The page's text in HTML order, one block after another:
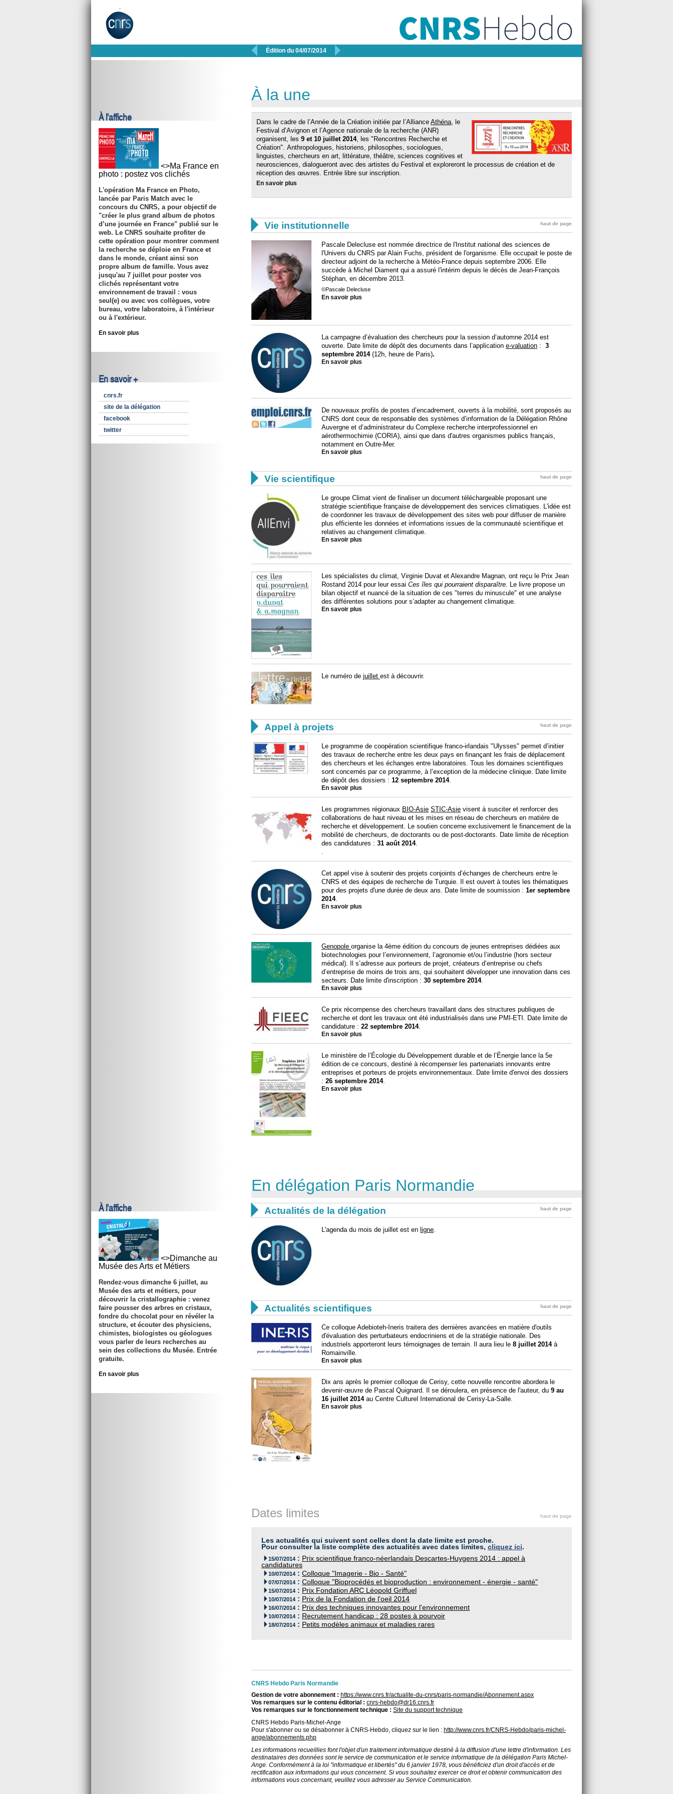
 Édition du 04/07/2014 
À l'affiche
<>Ma France en
photo : postez vos clichés
L'opération Ma France en Photo,
lancée par Paris Match avec le
concours du CNRS, a pour objectif de
"créer le plus grand album de photos
d’une journée en France" publié sur le
web. Le CNRS souhaite profiter de
cette opération pour montrer comment
la recherche se déploie en France et
dans le monde, créant ainsi son
propre album de famille. Vous avez
jusqu'au 7 juillet pour poster vos
clichés représentant votre
environnement de travail : vous
seul(e) ou avec vos collègues, votre
bureau, votre laboratoire, à l'intérieur
ou à l'extérieur.
En savoir plus
En savoir +
cnrs.fr
site de la délégation
facebook
twitter
À la une
Dans le cadre de l’Année de la Création initiée par l’Alliance Athéna, le
Festival d’Avignon et l’Agence nationale de la recherche (ANR)
organisent, les 9 et 10 juillet 2014, les "Rencontres Recherche et
Création". Anthropologues, historiens, philosophes, sociologues,
linguistes, chercheurs en art, littérature, théâtre, sciences cognitives et
neurosciences, dialogueront avec des artistes du Festival et exploreront le processus de création et de
réception des œuvres. Entrée libre sur inscription.
En savoir plus
 Vie institutionnelle haut de page
Pascale Delecluse est nommée directrice de l'Institut national des sciences de
l'Univers du CNRS par Alain Fuchs, président de l'organisme. Elle occupait le poste de
directeur adjoint de la recherche à Météo-France depuis septembre 2006. Elle
succède à Michel Diament qui a assuré l'intérim depuis le décès de Jean-François
Stéphan, en décembre 2013.
©Pascale Delecluse
En savoir plus
La campagne d’évaluation des chercheurs pour la session d’automne 2014 est
ouverte. Date limite de dépôt des documents dans l’application e-valuation : 3
septembre 2014 (12h, heure de Paris).
En savoir plus
De nouveaux profils de postes d’encadrement, ouverts à la mobilité, sont proposés au
CNRS dont ceux de responsable des systèmes d’information de la Délégation Rhône
Auvergne et d’administrateur du Complexe recherche interprofessionnel en
aérothermochimie (CORIA), ainsi que dans d'autres organismes publics français,
notamment en Outre-Mer.
En savoir plus
 Vie scientifique haut de page
Le groupe Climat vient de finaliser un document téléchargeable proposant une
stratégie scientifique française de développement des services climatiques. L'idée est
de coordonner les travaux de développement des sites web pour diffuser de manière
plus efficiente les données et informations issues de la communauté scientifique et
relatives au changement climatique.
En savoir plus
Les spécialistes du climat, Virginie Duvat et Alexandre Magnan, ont reçu le Prix Jean
Rostand 2014 pour leur essai Ces îles qui pourraient disparaître. Le livre propose un
bilan objectif et nuancé de la situation de ces "terres du minuscule" et une analyse
des différentes solutions pour s’adapter au changement climatique.
En savoir plus
Le numéro de juillet est à découvrir.
 Appel à projets haut de page
Le programme de coopération scientifique franco-irlandais "Ulysses" permet d’initier
des travaux de recherche entre les deux pays en finançant les frais de déplacement
des chercheurs et les échanges entre laboratoires. Tous les domaines scientifiques
sont concernés par ce programme, à l’exception de la médecine clinique. Date limite
de dépôt des dossiers : 12 septembre 2014.
En savoir plus
Les programmes régionaux BIO-Asie STIC-Asie visent à susciter et renforcer des
collaborations de haut niveau et les mises en réseau de chercheurs en matière de
recherche et développement. Le soutien concerne exclusivement le financement de la
mobilité de chercheurs, de doctorants ou de post-doctorants. Date limite de réception
des candidatures : 31 août 2014.
.
Cet appel vise à soutenir des projets conjoints d’échanges de chercheurs entre le
CNRS et des équipes de recherche de Turquie. Il est ouvert à toutes les thématiques
pour des projets d'une durée de deux ans. Date limite de soumission : 1er septembre
2014.
En savoir plus
Genopole organise la 4ème édition du concours de jeunes entreprises dédiées aux
biotechnologies pour l’environnement, l’agronomie et/ou l’industrie (hors secteur
médical). Il s’adresse aux porteurs de projet, créateurs d’entreprise ou chefs
d’entreprise de moins de trois ans, qui souhaitent développer une innovation dans ces
secteurs. Date limite d'inscription : 30 septembre 2014.
En savoir plus
Ce prix récompense des chercheurs travaillant dans des structures publiques de
recherche et dont les travaux ont été industrialisés dans une PMI-ETI. Date limite de
candidature : 22 septembre 2014.
En savoir plus
Le ministère de l’Écologie du Développement durable et de l’Énergie lance la 5e
édition de ce concours, destiné à récompenser les partenariats innovants entre
entreprises et porteurs de projets environnementaux. Date limite d'envoi des dossiers
: 26 septembre 2014.
En savoir plus
À l'affiche
<>Dimanche au
Musée des Arts et Métiers
Rendez-vous dimanche 6 juillet, au
Musée des arts et métiers, pour
découvrir la cristallographie : venez
faire pousser des arbres en cristaux,
fondre du chocolat pour en révéler la
structure, et écouter des physiciens,
chimistes, biologistes ou géologues
vous parler de leurs recherches au
sein des collections du Musée. Entrée
gratuite.
En savoir plus
En délégation Paris Normandie
 Actualités de la délégation haut de page
L'agenda du mois de juillet est en ligne.
 Actualités scientifiques haut de page
Ce colloque Adebioteh-Ineris traitera des dernières avancées en matière d'outils
d'évaluation des perturbateurs endocriniens et de la stratégie nationale. Des
industriels apporteront leurs témoignages de terrain. Il aura lieu le 8 juillet 2014à
Romainville.
En savoir plus
Dix ans après le premier colloque de Cerisy, cette nouvelle rencontre abordera le
devenir-œuvre de Pascal Quignard. Il se déroulera, en présence de l'auteur, du 9 au
16 juillet 2014au Centre Culturel International de Cerisy-La-Salle.
En savoir plus
Dates limites haut de page
Les actualités qui suivent sont celles dont la date limite est proche.
Pour consulter la liste complète des actualités avec dates limites, cliquez ici.
15/07/2014 : Prix scientifique franco-néerlandais Descartes-Huygens 2014 : appel à
candidatures
10/07/2014 : Colloque "Imagerie - Bio - Santé"
07/07/2014 : Colloque "Bioprocédés et bioproduction : environnement - énergie - santé"
15/07/2014 : Prix Fondation ARC Léopold Griffuel
10/07/2014 : Prix de la Fondation de l'oeil 2014
16/07/2014 : Prix des techniques innovantes pour l'environnement
10/07/2014 : Recrutement handicap : 28 postes à pourvoir
18/07/2014 : Petits modèles animaux et maladies rares
CNRS Hebdo Paris Normandie
Gestion de votre abonnement : https://www.cnrs.fr/actualite-du-cnrs/paris-normandie/Abonnement.aspx
Vos remarques sur le contenu éditorial : cnrs-hebdo@dr16.cnrs.fr
Vos remarques sur le fonctionnement technique : Site du support technique
CNRS Hebdo Paris-Michel-Ange
Pour s'abonner ou se désabonner à CNRS-Hebdo, cliquez sur le lien : http://www.cnrs.fr/CNRS-Hebdo/paris-michel-
ange/abonnements.php
Les informations recueillies font l'objet d'un traitement informatique destiné à la diffusion d'une lettre d'information. Les
destinataires des données sont le service de communication et le service informatique de la délégation Paris Michel-
Ange. Conformément à la loi "informatique et libertés" du 6 janvier 1978, vous bénéficiez d'un droit d'accès et de
rectification aux informations qui vous concernent. Si vous souhaitez exercer ce droit et obtenir communication des
informations vous concernant, veuillez vous adresser au Service Communication.